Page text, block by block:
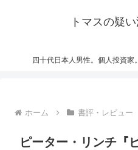
トマスの疑
四十代日本人男性。個人投資家
ホーム 書評・レビュー
ピーター・リンチ『